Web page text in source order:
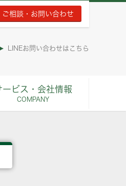
ご相談・お問い合わせ
LINEお問い合わせはこちら
ービス・会社情報
COMPANY